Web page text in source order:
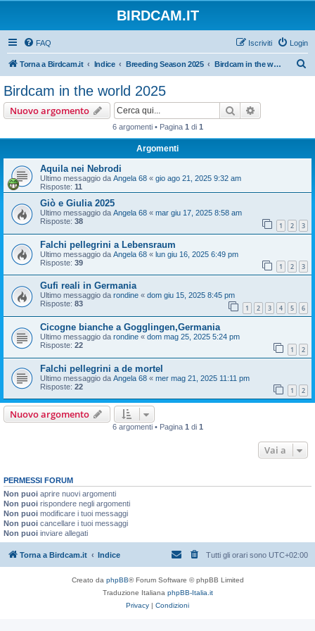
BIRDCAM.IT
FAQ Login
Iscriviti
Torna a Birdcam.it Indice Breeding Season 2025 Birdcam in the world 2025
Birdcam in the world 2025
Nuovo argomento Cerca
6 argomenti • Pagina 1 di 1
Argomenti
Aquila nei Nebrodi
Ultimo messaggio da Angela 68 « gio ago 21, 2025 9:32 am
Risposte: 11
Giò e Giulia 2025
Ultimo messaggio da Angela 68 « mar giu 17, 2025 8:58 am
Risposte: 38 1 2 3
Falchi pellegrini a Lebensraum
Ultimo messaggio da Angela 68 « lun giu 16, 2025 6:49 pm
Risposte: 39 1 2 3
Gufi reali in Germania
Ultimo messaggio da rondine « dom giu 15, 2025 8:45 pm
Risposte: 83 1 2 3 4 5 6
Cicogne bianche a Gogglingen,Germania
Ultimo messaggio da rondine « dom mag 25, 2025 5:24 pm
Risposte: 22 1 2
Falchi pellegrini a de mortel
Ultimo messaggio da Angela 68 « mer mag 21, 2025 11:11 pm
Risposte: 22 1 2
Nuovo argomento
6 argomenti • Pagina 1 di 1
Vai a
PERMESSI FORUM
Non puoi aprire nuovi argomenti
Non puoi rispondere negli argomenti
Non puoi modificare i tuoi messaggi
Non puoi cancellare i tuoi messaggi
Non puoi inviare allegati
Torna a Birdcam.it Indice Tutti gli orari sono UTC+02:00
Creato da phpBB® Forum Software © phpBB Limited
Traduzione Italiana phpBB-Italia.it
Privacy | Condizioni